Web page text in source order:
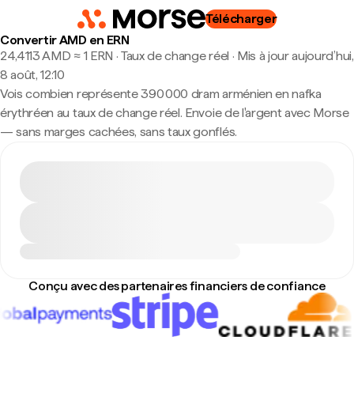
Télécharger
Convertir AMD en ERN
24,4113 AMD ≈ 1 ERN · Taux de change réel · Mis à jour aujourd’hui,
8 août, 12:10
Vois combien représente 390 000 dram arménien en nafka
érythréen au taux de change réel. Envoie de l'argent avec Morse
— sans marges cachées, sans taux gonflés.
Conçu avec des partenaires financiers de confiance